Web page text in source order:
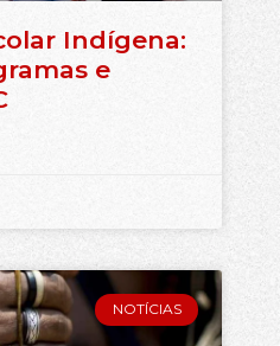
Indígena:
e
NOTÍCIAS